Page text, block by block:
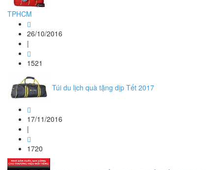
TPHCM
26/10/2016
|
1521
Túi du lịch quà tặng dịp Tết 2017
17/11/2016
|
1720